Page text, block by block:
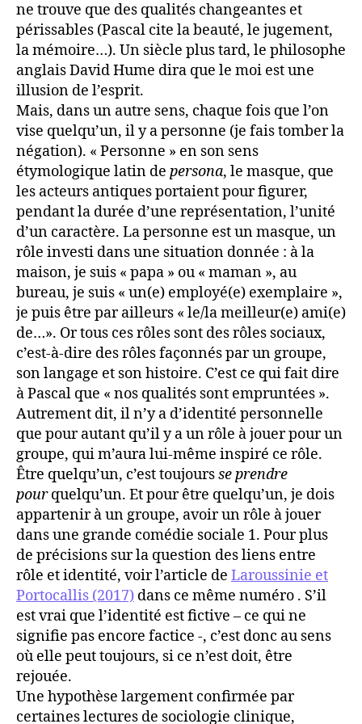
ne trouve que des qualités changeantes et
périssables (Pascal cite la beauté, le jugement,
la mémoire…). Un siècle plus tard, le philosophe
anglais David Hume dira que le moi est une
illusion de l’esprit.
Mais, dans un autre sens, chaque fois que l’on
vise quelqu’un, il y a personne (je fais tomber la
négation). « Personne » en son sens
étymologique latin de persona, le masque, que
les acteurs antiques portaient pour figurer,
pendant la durée d’une représentation, l’unité
d’un caractère. La personne est un masque, un
rôle investi dans une situation donnée : à la
maison, je suis « papa » ou « maman », au
bureau, je suis « un(e) employé(e) exemplaire »,
je puis être par ailleurs « le/la meilleur(e) ami(e)
de…». Or tous ces rôles sont des rôles sociaux,
c’est-à-dire des rôles façonnés par un groupe,
son langage et son histoire. C’est ce qui fait dire
à Pascal que « nos qualités sont empruntées ».
Autrement dit, il n’y a d’identité personnelle
que pour autant qu’il y a un rôle à jouer pour un
groupe, qui m’aura lui-même inspiré ce rôle.
Être quelqu’un, c’est toujoursse prendre
pourquelqu’un. Et pour être quelqu’un, je dois
appartenir à un groupe, avoir un rôle à jouer
dans une grande comédie sociale 1. Pour plus
de précisions sur la question des liens entre
rôle et identité, voir l’article de Laroussinie et
Portocallis (2017) dans ce même numéro . S’il
est vrai que l’identité est fictive – ce qui ne
signifie pas encore factice -, c’est donc au sens
où elle peut toujours, si ce n’est doit, être
rejouée.
Une hypothèse largement confirmée par
certaines lectures de sociologie clinique,